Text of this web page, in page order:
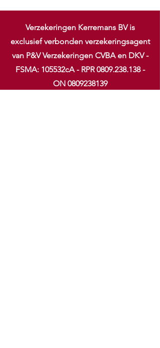
Verzekeringen Kerremans BV is
exclusief verbonden verzekeringsagent
van P&V Verzekeringen CVBA en DKV -
FSMA: 105532cA - RPR0809.238.138-
ON 0809238139